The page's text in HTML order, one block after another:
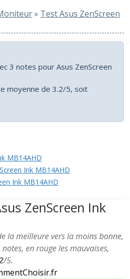
» Test Asus ZenScreen
3 notes pour Asus ZenScreen
moyenne de 3.2/5, soit
MB14AHD
Ink MB14AHD
Ink MB14AHD
ZenScreen Ink
la meilleure vers la moins bonne,
en rouge les mauvaises,
/5.